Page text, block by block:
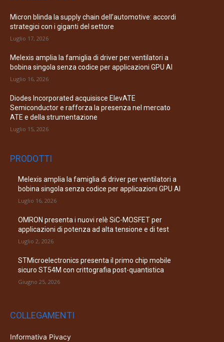
Micron blinda la supply chain dell’automotive: accordi
strategici con i giganti del settore
Luglio 17, 2026
Melexis amplia la famiglia di driver per ventilatori a
bobina singola senza codice per applicazioni GPU AI
Luglio 16, 2026
Diodes Incorporated acquisisce ElevATE
Semiconductor e rafforza la presenza nel mercato
ATE e della strumentazione
Luglio 15, 2026
PRODOTTI
Melexis amplia la famiglia di driver per ventilatori a
bobina singola senza codice per applicazioni GPU AI
Luglio 16, 2026
OMRON presenta i nuovi relè SiC-MOSFET per
applicazioni di potenza ad alta tensione e di test
Luglio 2, 2026
STMicroelectronics presenta il primo chip mobile
sicuro ST54M con crittografia post-quantistica
Giugno 25, 2026
COLLEGAMENTI
Informativa Pivacy